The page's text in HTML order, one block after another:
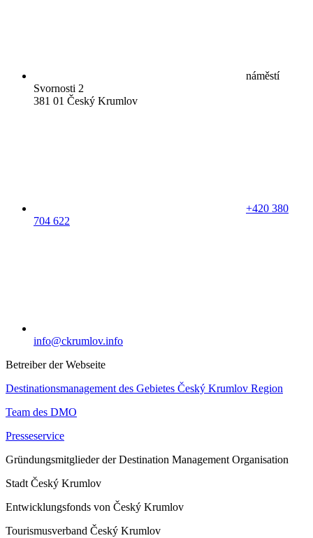
náměstí
Svornosti 2
381 01 Český Krumlov
+420 380
704 622
info@ckrumlov.info
Betreiber der Webseite
Destinationsmanagement des Gebietes Český Krumlov Region
Team des DMO
Presseservice
Gründungsmitglieder der Destination Management Organisation
Stadt Český Krumlov
Entwicklungsfonds von Český Krumlov
Tourismusverband Český Krumlov